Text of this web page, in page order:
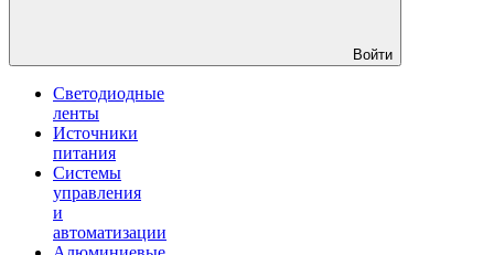
Войти
Светодиодные
ленты
Источники
питания
Системы
управления
и
автоматизации